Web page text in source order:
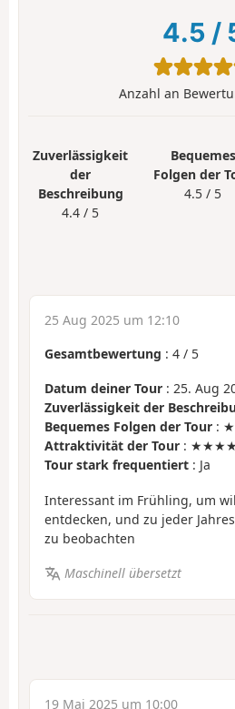
4.5 /
Anzahl an
Zuverlässigkeit
der
Beschreibung
4.4 / 5
Bequemes
Folgen der
4.5 / 5
25 Aug 2025 um 12:10
Gesamtbewertung : 4 / 5
Datum deiner Tour : 25. Aug
Zuverlässigkeit der
Bequemes Folgen der Tour :
Attraktivität der Tour :
Tour stark frequentiert : Ja
Interessant im Frühling, um
entdecken, und zu jeder
zu beobachten
Maschinell übersetzt
19 Mai 2025 um 10:00